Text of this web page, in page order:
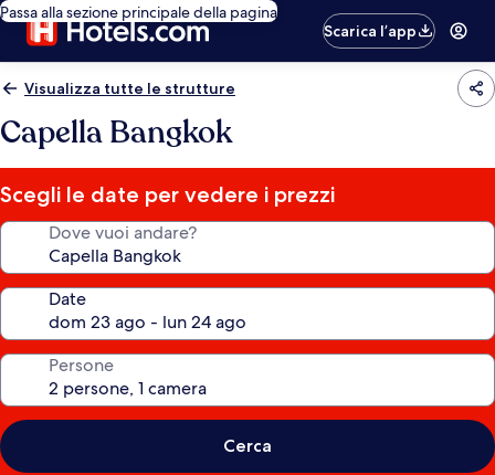
Passa alla sezione principale della pagina
Scarica l’app
Visualizza tutte le strutture
Capella Bangkok
Scegli le date per vedere i prezzi
Dove vuoi andare?
Date
Persone
Cerca